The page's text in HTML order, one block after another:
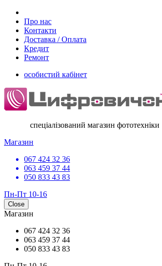
Про нас
Контакти
Доставка / Оплата
Кредит
Ремонт
особистий кабінет
спеціалізований магазин фототехніки
Магазин
067 424 32 36
063 459 37 44
050 833 43 83
Пн-Пт 10-16
Close
Магазин
067 424 32 36
063 459 37 44
050 833 43 83